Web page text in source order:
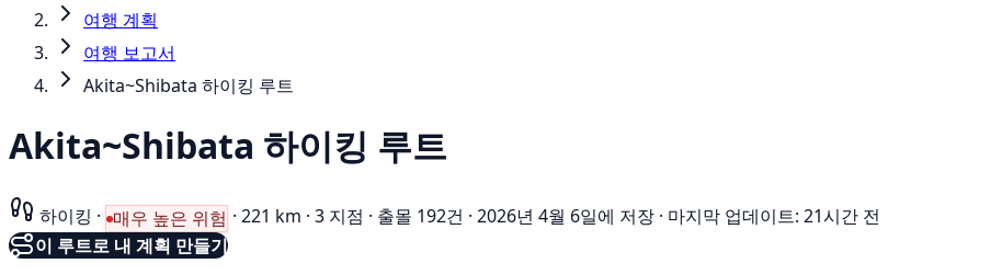
여행 계획
여행 보고서
Akita~Shibata 하이킹 루트
Akita~Shibata 하이킹 루트
하이킹 · 매우 높은 위험 · 221 km · 3 지점 · 출몰 192건 · 2026년 4월 6일에 저장 · 마지막 업데이트: 21시간 전
이 루트로 내 계획 만들기